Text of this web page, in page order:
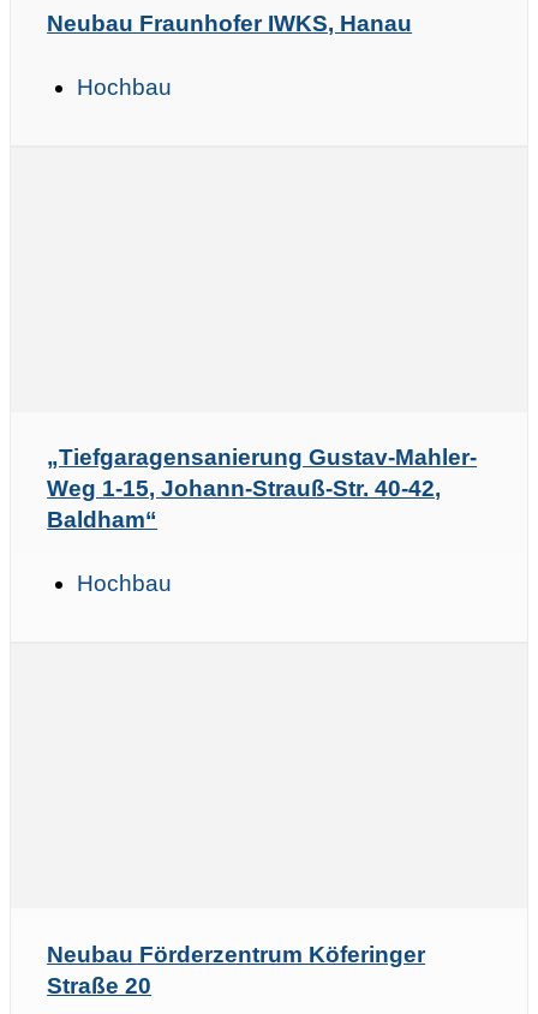
Neubau Fraunhofer IWKS, Hanau
Hochbau
„Tiefgaragensanierung Gustav-Mahler-
Weg 1-15, Johann-Strauß-Str. 40-42,
Baldham“
Hochbau
Neubau Förderzentrum Köferinger
Straße 20